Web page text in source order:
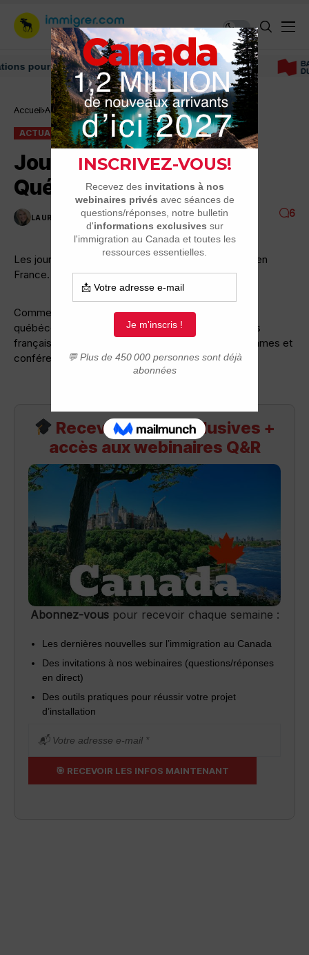
Immigrer au Canada: ressources et
Accueil Actualité Journées « Étudier au Québec » en France
ACTUALITÉ
Journées « Étudier au
Québec » en France
LAURENCE NADEAU 1 MINUTES DE LECTURE 3.1K VUES 6
Les journées « Étudier au Québec » sont de retour en
France.
Comme chaque début d’année, les universités
québécoises font une tournée de nombreuses villes
françaises afin de présenter ses différents programmes et
conférences aux étudiants de l’Hexagone.
Recevez infos exclusives +
accès aux webinaires Q&R
Abonnez-vouspour recevoir chaque semaine :
Les dernières nouvelles sur l’immigration au Canada
Des invitations à nos webinaires (questions/réponses
en direct)
Des outils pratiques pour réussir votre projet
d’installation